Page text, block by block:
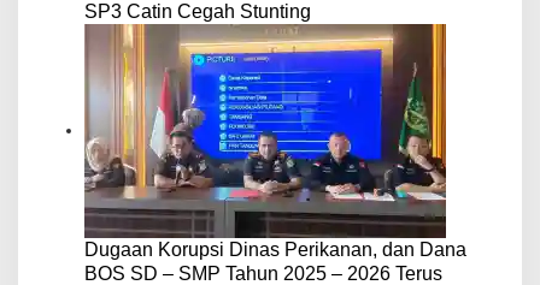
SP3 Catin Cegah Stunting
Dugaan Korupsi Dinas Perikanan, dan Dana
BOS SD – SMP Tahun 2025 – 2026 Terus